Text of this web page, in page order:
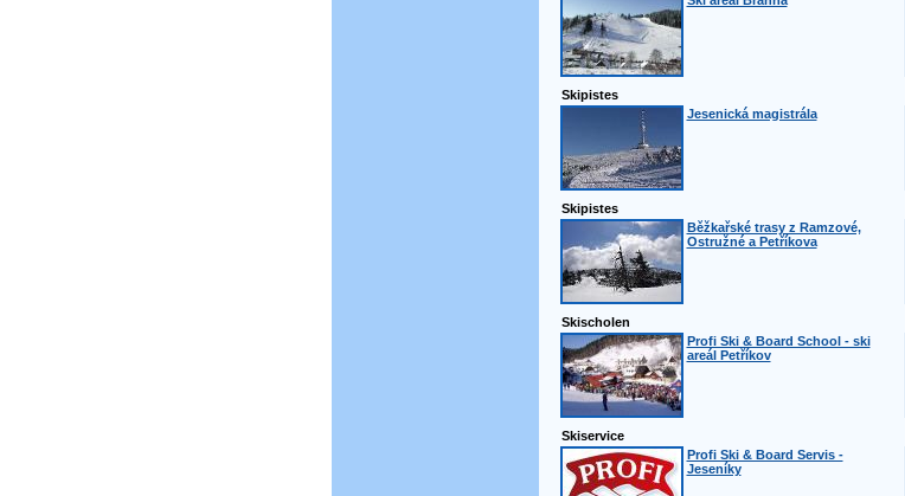
Skipistes
Jesenická magistrála
Skipistes
Běžkařské trasy z Ramzové,
Ostružné a Petříkova
Skischolen
Profi Ski & Board School - ski
areál Petříkov
Skiservice
Profi Ski & Board Servis -
Jeseníky